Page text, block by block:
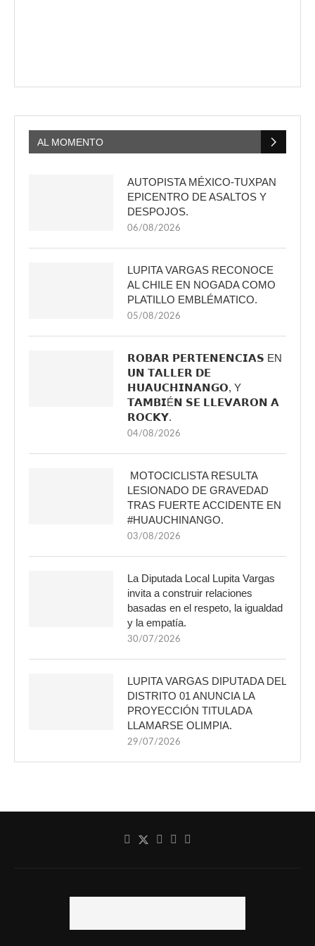
AL MOMENTO
AUTOPISTA MÉXICO-TUXPAN
EPICENTRO DE ASALTOS Y
DESPOJOS.
06/08/2026
LUPITA VARGAS RECONOCE
AL CHILE EN NOGADA COMO
PLATILLO EMBLÉMATICO.
05/08/2026
𝗥𝗢𝗕𝗔𝗥 𝗣𝗘𝗥𝗧𝗘𝗡𝗘𝗡𝗖𝗜𝗔𝗦 EN
𝗨𝗡 𝗧𝗔𝗟𝗟𝗘𝗥 𝗗𝗘
𝗛𝗨𝗔𝗨𝗖𝗛𝗜𝗡𝗔𝗡𝗚𝗢, Y
𝗧𝗔𝗠𝗕𝗜É𝗡 𝗦𝗘 𝗟𝗟𝗘𝗩𝗔𝗥𝗢𝗡 𝗔
𝗥𝗢𝗖𝗞𝗬.
04/08/2026
MOTOCICLISTA RESULTA
LESIONADO DE GRAVEDAD
TRAS FUERTE ACCIDENTE EN
#HUAUCHINANGO.
03/08/2026
La Diputada Local Lupita Vargas
invita a construir relaciones
basadas en el respeto, la igualdad
y la empatía.
30/07/2026
LUPITA VARGAS DIPUTADA DEL
DISTRITO 01 ANUNCIA LA
PROYECCIÓN TITULADA
LLAMARSE OLIMPIA.
29/07/2026